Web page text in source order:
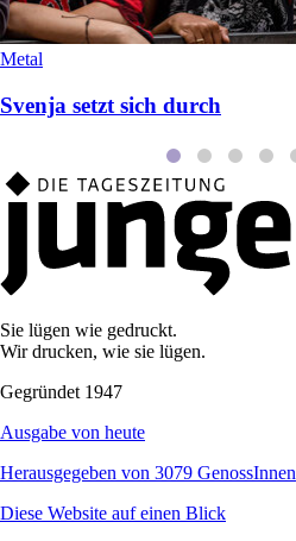
Metal
Svenja setzt sich durch
Sie lügen wie gedruckt.
Wir drucken, wie sie lügen.
Gegründet 1947
Ausgabe von heute
Herausgegeben von 3079 GenossInnen
Diese Website auf einen Blick